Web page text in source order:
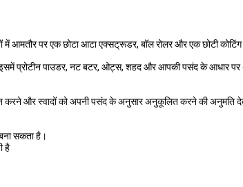
में आमतौर पर एक छोटा आटा एक्सट्रूडर, बॉल रोलर और एक छोटी कोटिंग
प्रोटीन पाउडर, नट बटर, ओट्स, शहद और आपकी पसंद के आधार पर
और स्वादों को अपनी पसंद के अनुसार अनुकूलित करने की अनुमति देते
सकता है।
है